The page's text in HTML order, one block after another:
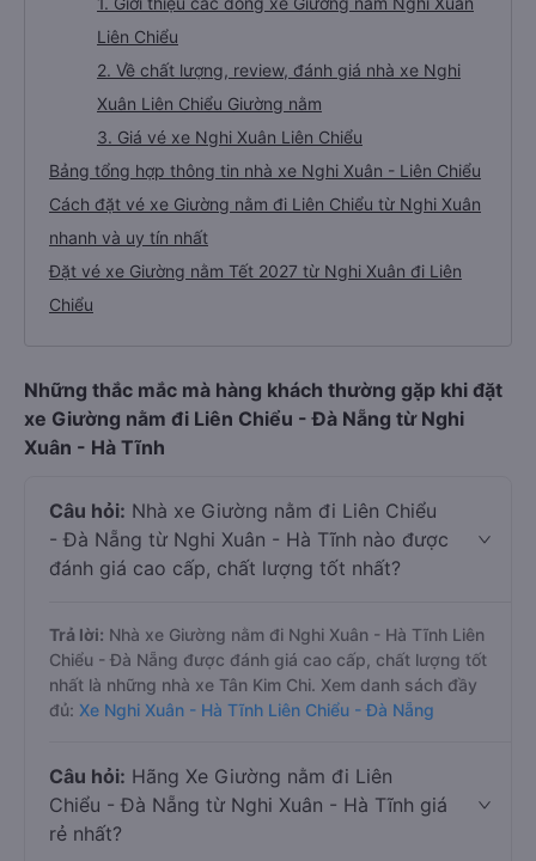
Liên Chiểu
2. Về chất lượng, review, đánh giá nhà xe Nghi
Xuân Liên Chiểu Giường nằm
3. Giá vé xe Nghi Xuân Liên Chiểu
Bảng tổng hợp thông tin nhà xe Nghi Xuân - Liên Chiểu
Cách đặt vé xe Giường nằm đi Liên Chiểu từ Nghi Xuân
nhanh và uy tín nhất
Đặt vé xe Giường nằm Tết 2027 từ Nghi Xuân đi Liên
Chiểu
Những thắc mắc mà hàng khách thường gặp khi đặt
xe Giường nằm đi Liên Chiểu - Đà Nẵng từ Nghi
Xuân - Hà Tĩnh
Câu hỏi: Nhà xe Giường nằm đi Liên Chiểu
- Đà Nẵng từ Nghi Xuân - Hà Tĩnh nào được
đánh giá cao cấp, chất lượng tốt nhất?
Trả lời: Nhà xe Giường nằm đi Nghi Xuân - Hà Tĩnh Liên
Chiểu - Đà Nẵng được đánh giá cao cấp, chất lượng tốt
nhất là những nhà xe Tân Kim Chi. Xem danh sách đầy
đủ: Xe Nghi Xuân - Hà Tĩnh Liên Chiểu - Đà Nẵng
Câu hỏi: Hãng Xe Giường nằm đi Liên
Chiểu - Đà Nẵng từ Nghi Xuân - Hà Tĩnh giá
rẻ nhất?